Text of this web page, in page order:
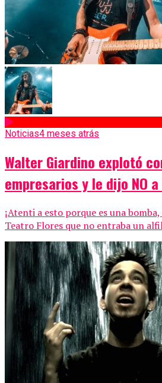
Noticias4 meses atrás
Walter Giardino explotó
empresarios y le dijo NO a
¡Atenti a esto porque es una
Teatro Flores que no entraba un